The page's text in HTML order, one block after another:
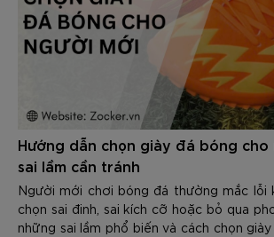
Hướng dẫn chọn giày đá bóng cho
sai lầm cần tránh
Người mới chơi bóng đá thường mắc lỗi
chọn sai đinh, sai kích cỡ hoặc bỏ qua
những sai lầm phổ biến và cách chọn